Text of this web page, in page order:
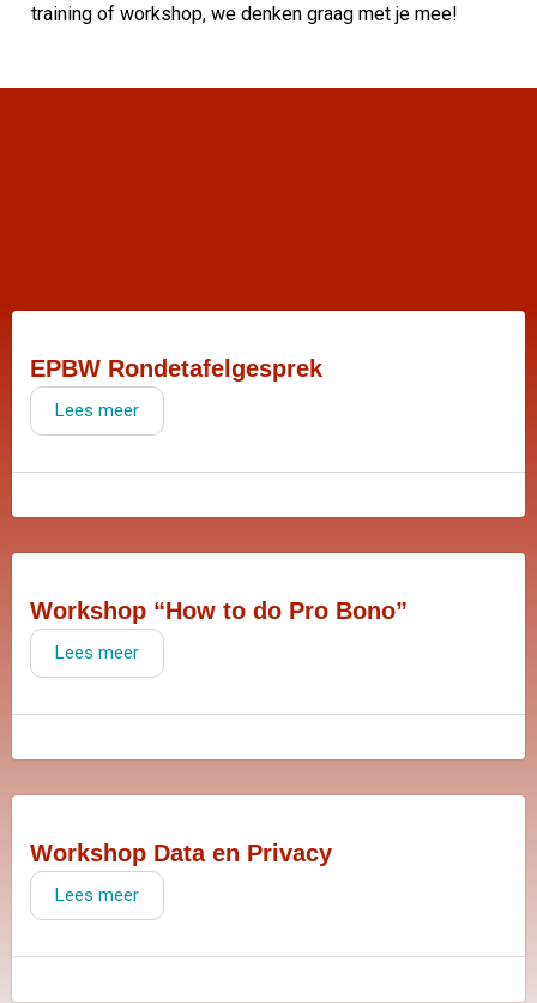
training of workshop, we denken graag met je mee!
EPBW Rondetafelgesprek
Lees meer
Workshop “How to do Pro Bono”
Lees meer
Workshop Data en Privacy
Lees meer